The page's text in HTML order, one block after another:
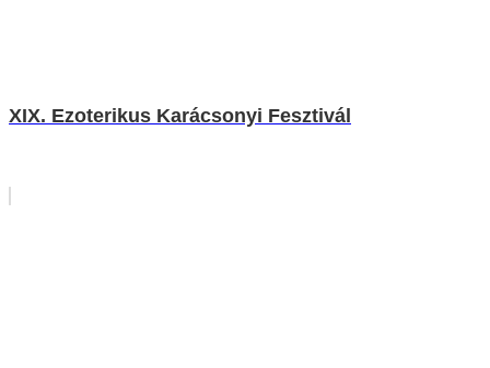
XIX. Ezoterikus Karácsonyi Fesztivál